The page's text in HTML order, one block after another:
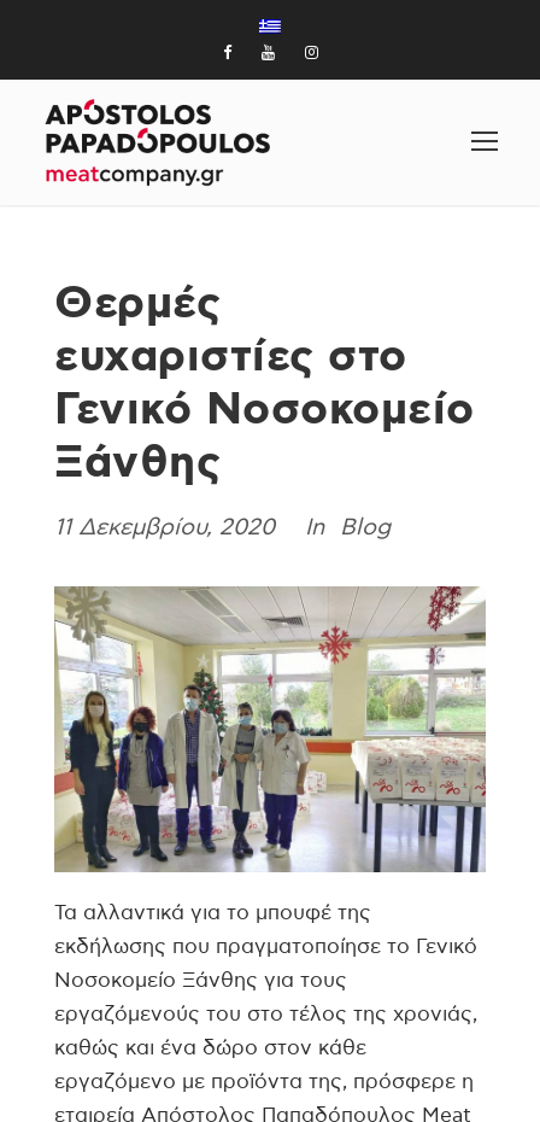
Θερμές
ευχαριστίες στο
Γενικό Νοσοκομείο
Ξάνθης
11 Δεκεμβρίου, 2020 In Blog
Τα αλλαντικά για το μπουφέ της
εκδήλωσης που πραγματοποίησε το Γενικό
Νοσοκομείο Ξάνθης για τους
εργαζόμενούς του στο τέλος της χρονιάς,
καθώς και ένα δώρο στον κάθε
εργαζόμενο με προϊόντα της, πρόσφερε η
εταιρεία Απόστολος Παπαδόπουλος Meat